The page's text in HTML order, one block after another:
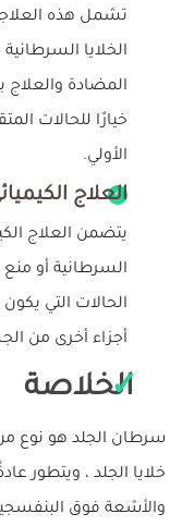
تشمل هذه
الخلايا
المضادة والعلاج
خيارًا للحالات
الأولي.
العلاج
يتضمن العلاج
السرطانية أو
الحالات التي
أجزاء أخرى من
الخلاصة
سرطان الجلد هو نوع
خلايا الجلد ، ويتطور
والأشعة فوق